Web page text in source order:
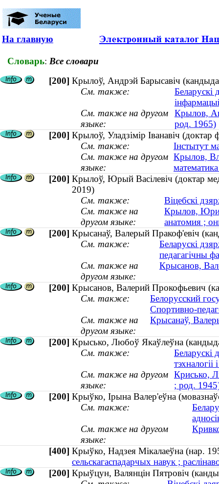
На главную
Словарь: Все словари
[200] Крылоў, Андрэй Барысавіч
См. также:
Беларускі
См. также на другом
языке:
Крылов,
род. 1965)
[200] Крылоў, Уладзімір Іванавіч
См. также:
Інстытут
См. также на другом
языке:
Крылов,
[200] Крылоў, Юрый Васілевіч (доктар
2019)
См. также:
Віцебскі
См. также на
другом языке:
Крылов,
анатомия ;
[200] Крысанаў, Валерый Пракоф'евіч
См. также:
Беларускі
педагагічны
См. также на
другом языке:
Крысанов,
[200] Крысанов, Валерий Прокофьевич
См. также:
Белорусский
Спортивно-
См. также на
другом языке:
Крысанаў,
[200] Крысько, Любоў Якаўлеўна
См. также:
Беларускі
тэхналогіі
См. также на другом
языке:
Крисько,
; род.
[200] Крыўко, Iрына Валер'еўна
См. также:
См. также на другом
языке:
[400] Крыўко, Надзея Мікалаеўна (нар.
сельскагаспадарчых навук ;
[200] Крыўцун, Валянцін Пятровіч